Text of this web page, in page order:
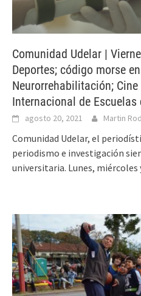
Comunidad Udelar |
Deportes; código morse
Neurorrehabilitación;
Internacional de Escuelas
agosto 20, 2021 Martin
Comunidad Udelar, el
periodismo e investigación
universitaria. Lunes, miércoles